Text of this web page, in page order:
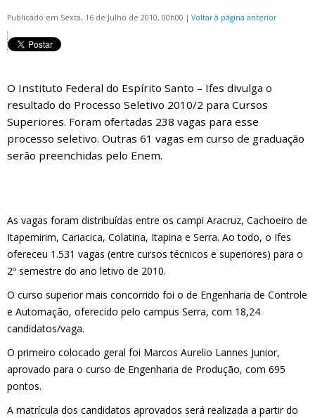
Publicado em Sexta, 16 de Julho de 2010, 00h00 | Voltar à página anterior
O Instituto Federal do Espírito Santo – Ifes divulga o
resultado do Processo Seletivo 2010/2 para Cursos
Superiores. Foram ofertadas 238 vagas para esse
processo seletivo. Outras 61 vagas em curso de graduação
serão preenchidas pelo Enem.
As vagas foram distribuídas entre os campi Aracruz, Cachoeiro de
Itapemirim, Cariacica, Colatina, Itapina e Serra. Ao todo, o Ifes
ofereceu 1.531 vagas (entre cursos técnicos e superiores) para o
2º semestre do ano letivo de 2010.
O curso superior mais concorrido foi o de Engenharia de Controle
e Automação, oferecido pelo campus Serra, com 18,24
candidatos/vaga.
O primeiro colocado geral foi Marcos Aurelio Lannes Junior,
aprovado para o curso de Engenharia de Produção, com 695
pontos.
A matrícula dos candidatos aprovados será realizada a partir do